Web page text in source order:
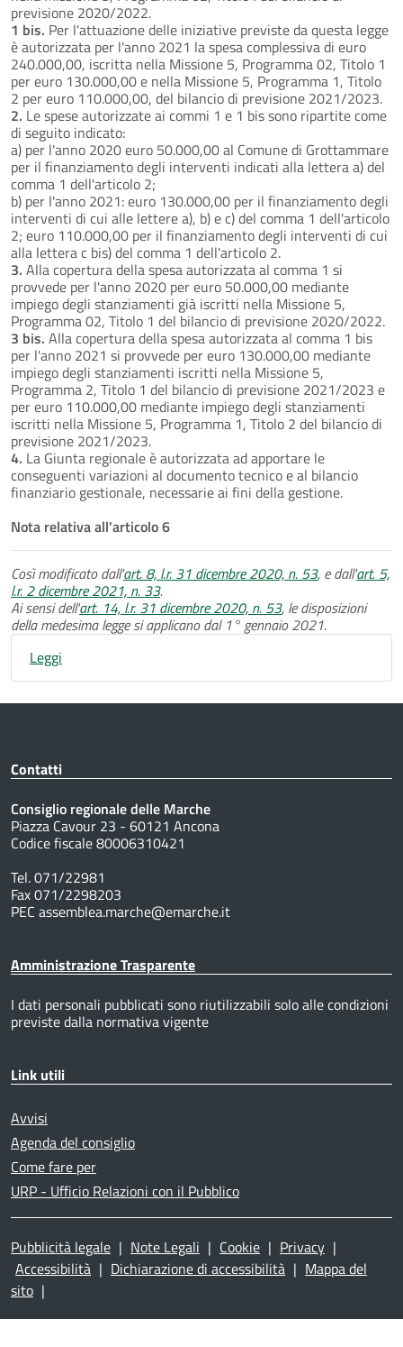
previsione 2020/2022.
1 bis. Per l'attuazione delle iniziative previste da questa legge
è autorizzata per l'anno 2021 la spesa complessiva di euro
240.000,00, iscritta nella Missione 5, Programma 02, Titolo 1
per euro 130.000,00 e nella Missione 5, Programma 1, Titolo
2 per euro 110.000,00, del bilancio di previsione 2021/2023.
2. Le spese autorizzate ai commi 1 e 1 bis sono ripartite come
di seguito indicato:
a) per l'anno 2020 euro 50.000,00 al Comune di Grottammare
per il finanziamento degli interventi indicati alla lettera a) del
comma 1 dell'articolo 2;
b) per l'anno 2021: euro 130.000,00 per il finanziamento degli
interventi di cui alle lettere a), b) e c) del comma 1 dell'articolo
2; euro 110.000,00 per il finanziamento degli interventi di cui
alla lettera c bis) del comma 1 dell'articolo 2.
3. Alla copertura della spesa autorizzata al comma 1 si
provvede per l'anno 2020 per euro 50.000,00 mediante
impiego degli stanziamenti già iscritti nella Missione 5,
Programma 02, Titolo 1 del bilancio di previsione 2020/2022.
3 bis. Alla copertura della spesa autorizzata al comma 1 bis
per l'anno 2021 si provvede per euro 130.000,00 mediante
impiego degli stanziamenti iscritti nella Missione 5,
Programma 2, Titolo 1 del bilancio di previsione 2021/2023 e
per euro 110.000,00 mediante impiego degli stanziamenti
iscritti nella Missione 5, Programma 1, Titolo 2 del bilancio di
previsione 2021/2023.
4. La Giunta regionale è autorizzata ad apportare le
conseguenti variazioni al documento tecnico e al bilancio
finanziario gestionale, necessarie ai fini della gestione.
Nota relativa all'articolo 6
Così modificato dall'art. 8, l.r. 31 dicembre 2020, n. 53, e dall'art. 5,
l.r. 2 dicembre 2021, n. 33.
Ai sensi dell'art. 14, l.r. 31 dicembre 2020, n. 53, le disposizioni
della medesima legge si applicano dal 1° gennaio 2021.
Leggi
Contatti
Consiglio regionale delle Marche
Piazza Cavour 23 - 60121 Ancona
Codice fiscale 80006310421
Tel. 071/22981
Fax 071/2298203
PEC assemblea.marche@emarche.it
Amministrazione Trasparente
I dati personali pubblicati sono riutilizzabili solo alle condizioni
previste dalla normativa vigente
Link utili
Avvisi
Agenda del consiglio
Come fare per
URP - Ufficio Relazioni con il Pubblico
Pubblicità legale | Note Legali | Cookie | Privacy |
Accessibilità | Dichiarazione di accessibilità | Mappa del
sito |